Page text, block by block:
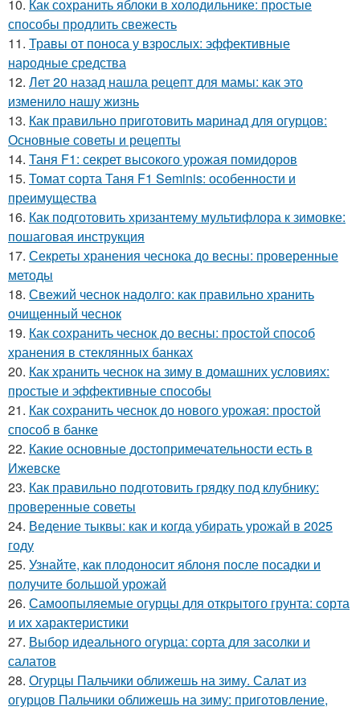
10. Как сохранить яблоки в холодильнике: простые
способы продлить свежесть
11. Травы от поноса у взрослых: эффективные
народные средства
12. Лет 20 назад нашла рецепт для мамы: как это
изменило нашу жизнь
13. Как правильно приготовить маринад для огурцов:
Основные советы и рецепты
14. Таня F1: секрет высокого урожая помидоров
15. Томат сорта Таня F1 Seminis: особенности и
преимущества
16. Как подготовить хризантему мультифлора к зимовке:
пошаговая инструкция
17. Секреты хранения чеснока до весны: проверенные
методы
18. Свежий чеснок надолго: как правильно хранить
очищенный чеснок
19. Как сохранить чеснок до весны: простой способ
хранения в стеклянных банках
20. Как хранить чеснок на зиму в домашних условиях:
простые и эффективные способы
21. Как сохранить чеснок до нового урожая: простой
способ в банке
22. Какие основные достопримечательности есть в
Ижевске
23. Как правильно подготовить грядку под клубнику:
проверенные советы
24. Ведение тыквы: как и когда убирать урожай в 2025
году
25. Узнайте, как плодоносит яблоня после посадки и
получите большой урожай
26. Самоопыляемые огурцы для открытого грунта: сорта
и их характеристики
27. Выбор идеального огурца: сорта для засолки и
салатов
28. Огурцы Пальчики оближешь на зиму. Салат из
огурцов Пальчики оближешь на зиму: приготовление,